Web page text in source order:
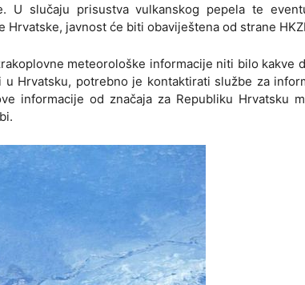
U slučaju prisustva vulkanskog pepela te
javnost će biti obaviještena od strane
meteorološke informacije niti bilo kakve
Hrvatsku, potrebno je kontaktirati službe za
informacije od značaja za Republiku Hrvatsku